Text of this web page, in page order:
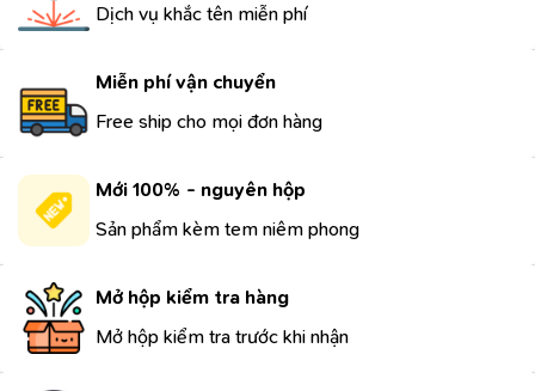
Dịch vụ khắc tên miễn phí
Miễn phí vận chuyển
Free ship cho mọi đơn hàng
Mới 100% - nguyên hộp
Sản phẩm kèm tem niêm phong
Mở hộp kiểm tra hàng
Mở hộp kiểm tra trước khi nhận